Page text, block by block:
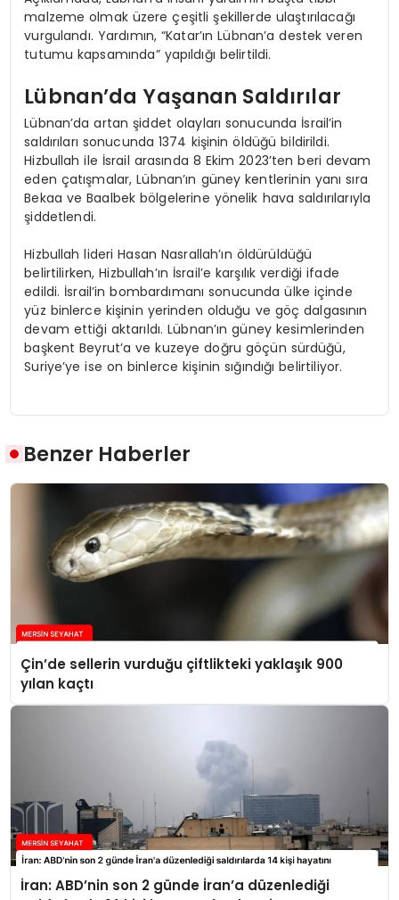
malzeme olmak üzere çeşitli şekillerde ulaştırılacağı
vurgulandı. Yardımın, “Katar’ın Lübnan’a destek veren
tutumu kapsamında” yapıldığı belirtildi.
Lübnan’da Yaşanan Saldırılar
Lübnan’da artan şiddet olayları sonucunda İsrail’in
saldırıları sonucunda 1374 kişinin öldüğü bildirildi.
Hizbullah ile İsrail arasında 8 Ekim 2023’ten beri devam
eden çatışmalar, Lübnan’ın güney kentlerinin yanı sıra
Bekaa ve Baalbek bölgelerine yönelik hava saldırılarıyla
şiddetlendi.
Hizbullah lideri Hasan Nasrallah’ın öldürüldüğü
belirtilirken, Hizbullah’ın İsrail’e karşılık verdiği ifade
edildi. İsrail’in bombardımanı sonucunda ülke içinde
yüz binlerce kişinin yerinden olduğu ve göç dalgasının
devam ettiği aktarıldı. Lübnan’ın güney kesimlerinden
başkent Beyrut’a ve kuzeye doğru göçün sürdüğü,
Suriye’ye ise on binlerce kişinin sığındığı belirtiliyor.
Benzer Haberler
Çin’de sellerin vurduğu çiftlikteki yaklaşık 900
yılan kaçtı
İran: ABD’nin son 2 günde İran’a düzenlediği